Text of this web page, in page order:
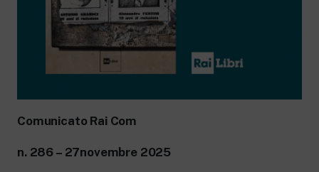
Comunicato Rai Com
n. 286 – 27novembre 2025